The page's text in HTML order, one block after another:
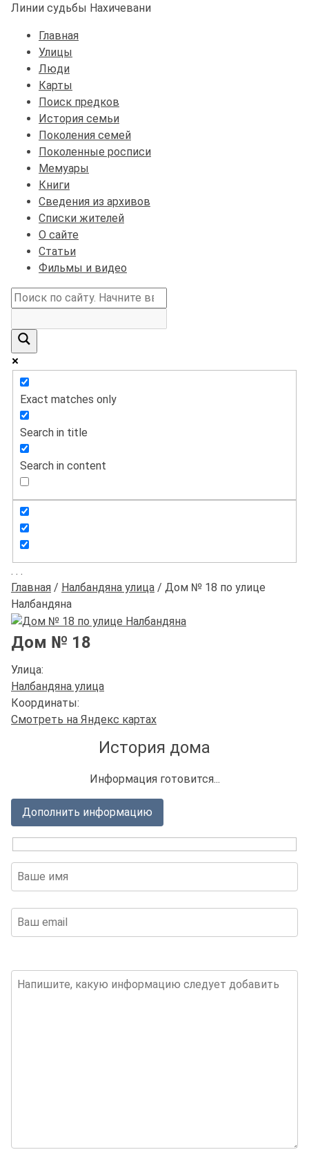
Линии судьбы Нахичевани
Главная
Улицы
Люди
Карты
Поиск предков
История семьи
Поколения семей
Поколенные росписи
Мемуары
Книги
Сведения из архивов
Списки жителей
О сайте
Статьи
Фильмы и видео
Exact matches only
Search in title
Search in content
. . .
Главная / Налбандяна улица / Дом № 18 по улице
Налбандяна
Дом № 18
Улица:
Налбандяна улица
Координаты:
Смотреть на Яндекс картах
История дома
Информация готовится...
Дополнить информацию